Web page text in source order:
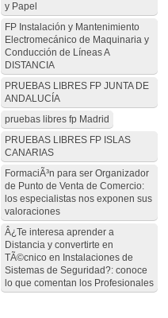
y Papel
FP Instalación y Mantenimiento
Electromecánico de Maquinaria y
Conducción de Líneas A
DISTANCIA
PRUEBAS LIBRES FP JUNTA DE
ANDALUCÍA
pruebas libres fp Madrid
PRUEBAS LIBRES FP ISLAS
CANARIAS
FormaciÃ³n para ser Organizador
de Punto de Venta de Comercio:
los especialistas nos exponen sus
valoraciones
Â¿Te interesa aprender a
Distancia y convertirte en
TÃ©cnico en Instalaciones de
Sistemas de Seguridad?: conoce
lo que comentan los Profesionales